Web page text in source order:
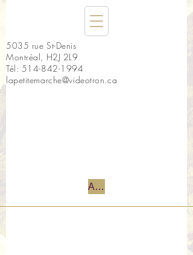
5035 rue St-Denis
Montréal, H2J 2L9
Tél: 514-842-1994
lapetitemarche@videotron.ca
Accueil